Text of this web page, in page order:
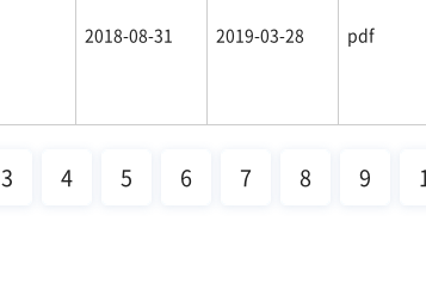
2018-08-31 2019-03-28 pdf
3 4 5 6 7 8 9